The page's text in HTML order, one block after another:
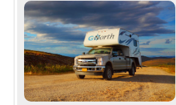
veškeré vybavení: koupelnu,
lednici s mrazákem a sporák s
troubou. Vhodné pro 2 dospělé
(vyspí se až 3). Zahrnuje postel
nad kabinou a rozkládací lůžko
ze sezení. Stáří modelu: do 2
let provozu. Vozidlo má 5